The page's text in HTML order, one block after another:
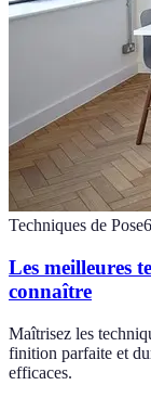
Techniques de Pose6
Les meilleures
connaître
Maîtrisez les
finition parfaite et
efficaces.